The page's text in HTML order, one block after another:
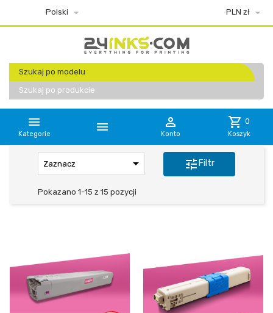
Polski  PLN zł 
Szukaj po modelu
Szukaj po produkcie

Kategorie  
Konto
shopping_cart 0
Koszyk
Zaznacz  tuneFiltr
Pokazano 1-15 z 15 pozycji